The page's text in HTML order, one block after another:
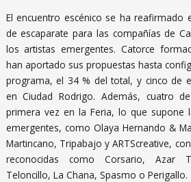
El encuentro escénico se ha reafirmado
de escaparate para las compañías de
los artistas emergentes. Catorce
han aportado sus propuestas hasta
programa, el 34 % del total, y cinco de
en Ciudad Rodrigo. Además, cuatro
primera vez en la Feria, lo que supone
emergentes, como Olaya Hernando &
Martincano, Tripabajo y ARTScreative,
reconocidas como Corsario, Azar
Teloncillo, La Chana, Spasmo o Perigallo.